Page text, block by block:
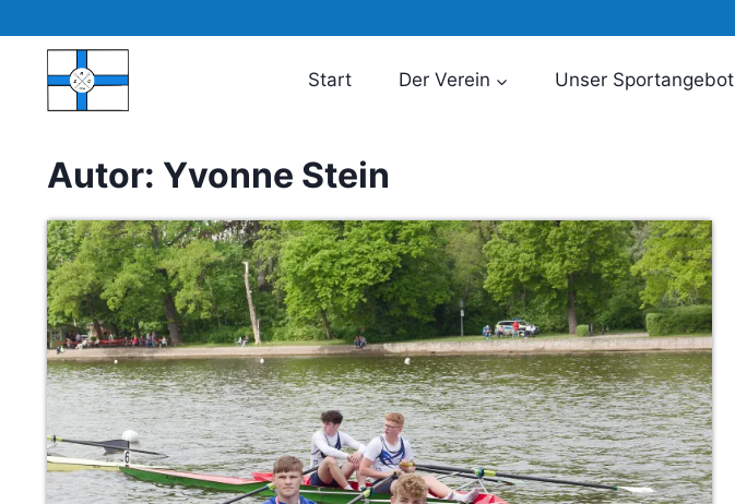
Inhalt
springen
Start Der Verein Unser Sportangebot
Autor: Yvonne Stein